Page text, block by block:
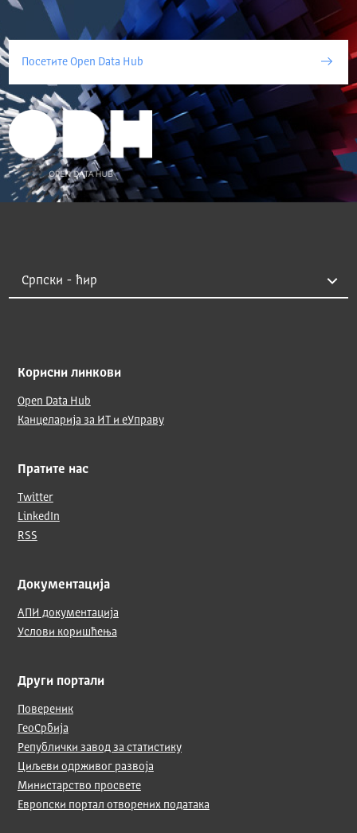
Посетите Open Data Hub
Корисни линкови
Open Data Hub
Канцеларија за ИТ и еУправу
Пратите нас
Twitter
LinkedIn
RSS
Документација
АПИ документација
Услови коришћења
Други портали
Повереник
ГеоСрбија
Републички завод за статистику
Циљеви одрживог развоја
Министарство просвете
Европски портал отворених података